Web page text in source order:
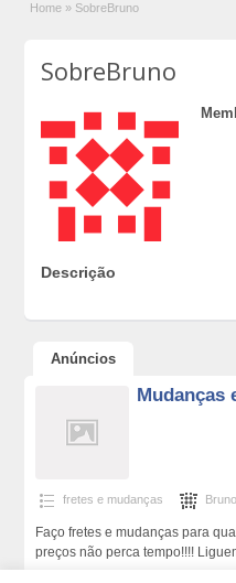
Home » SobreBruno
SobreBruno
Descrição
Anúncios
Mudanças
fretes e mudanças Bruno
Faço fretes e mudanças para
preços não perca tempo!!!!